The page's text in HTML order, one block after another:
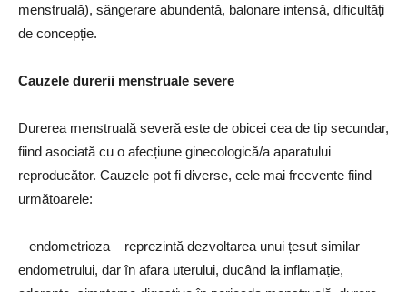
menstruală), sângerare abundentă, balonare intensă, dificultăți
de concepție.
Cauzele durerii menstruale severe
Durerea menstruală severă este de obicei cea de tip secundar,
fiind asociată cu o afecțiune ginecologică/a aparatului
reproducător. Cauzele pot fi diverse, cele mai frecvente fiind
următoarele:
– endometrioza – reprezintă dezvoltarea unui țesut similar
endometrului, dar în afara uterului, ducând la inflamație,